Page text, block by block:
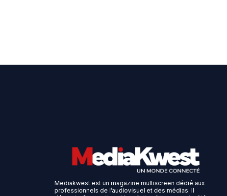
Mediakwest est un magazine multiscreen dédié aux
professionnels de l’audiovisuel et des médias. Il